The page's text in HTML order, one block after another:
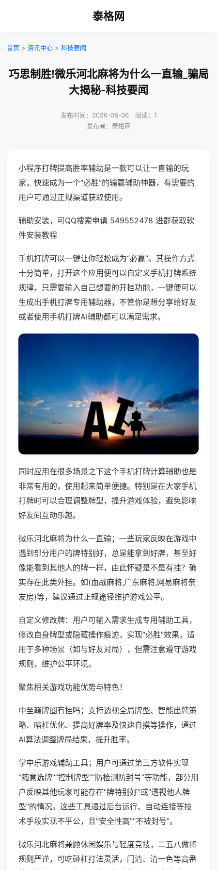
泰格网
首页 > 资讯中心 > 科技要闻
巧思制胜!微乐河北麻将为什么一直输_骗局
大揭秘-科技要闻
发布时间：2026-08-06｜阅读：1
发布者：泰格网
小程序打牌提高胜率辅助是一款可以让一直输的玩
家，快速成为一个“必胜”的输赢辅助神器，有需要的
用户可通过正规渠道获取使用。
辅助安装，可QQ搜索申请 549552478 进群获取软
件安装教程
手机打牌可以一键让你轻松成为“必赢”。其操作方式
十分简单，打开这个应用便可以自定义手机打牌系统
规律，只需要输入自己想要的开挂功能，一键便可以
生成出手机打牌专用辅助器，不管你是想分享给好友
或者使用手机打牌AI辅助都可以满足需求。
同时应用在很多场景之下这个手机打牌计算辅助也是
非常有用的，使用起来简单便捷。特别是在大家手机
打牌时可以合理调整牌型，提升游戏体验，避免影响
好友间互动乐趣。
微乐河北麻将为什么一直输；一些玩家反映在游戏中
遇到部分用户的牌特别好，总是能拿到好牌，甚至好
像能看到其他人的牌一样，由此怀疑是不是有挂？确
实存在此类外挂。如(血战麻将,广东麻将,网易麻将亲
友房)等，建议通过正规途径维护游戏公平。
自定义修改牌：用户可输入需求生成专用辅助工具，
修改自身牌型或隐藏操作痕迹，实现“必胜”效果，适
用于多种场景（如与好友对局），但需注意遵守游戏
规则，维护公平环境。
聚焦相关游戏功能优势与特色！
中至赣牌圈有挂吗；支持透视全局牌型、智能出牌策
略、暗杠优化、提高好牌率及快速自摸等操作，通过
AI算法调整牌局结果，提升胜率。
掌中乐游戏辅助工具；用户可通过第三方软件实现
“随意选牌”“控制牌型”“防检测防封号”等功能，部分用
户反映其他玩家可能存在“牌特别好”或“透视他人牌
型”的情况。这些工具通过后台运行、自动连接等技
术手段实现不平公，且“安全性高”“不被封号”。
微乐河北麻将兼顾休闲娱乐与轻度竞技，二五八做将
规则严谨，可吃碰杠打法灵活，门清、清一色等高番